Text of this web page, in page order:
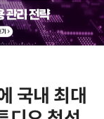
국내 최대